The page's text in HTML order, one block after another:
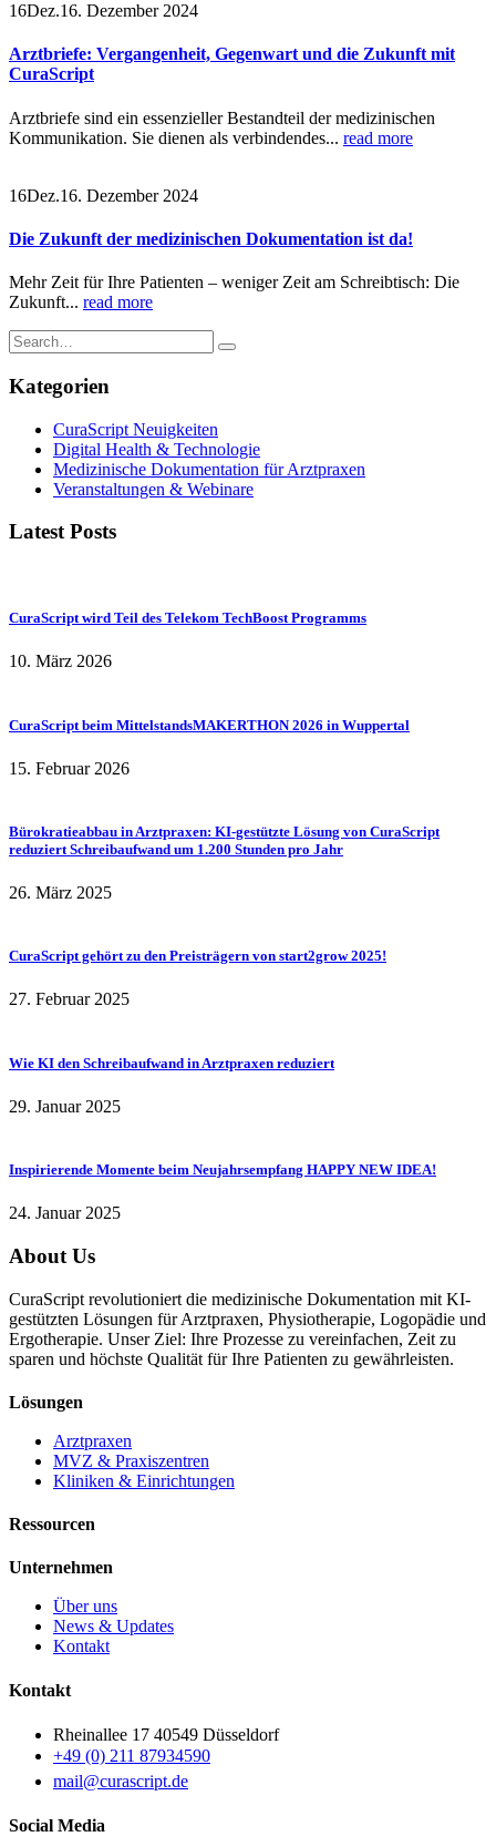
16Dez.16. Dezember 2024
Arztbriefe: Vergangenheit, Gegenwart und die Zukunft mit
CuraScript
Arztbriefe sind ein essenzieller Bestandteil der medizinischen
Kommunikation. Sie dienen als verbindendes... read more
16Dez.16. Dezember 2024
Die Zukunft der medizinischen Dokumentation ist da!
Mehr Zeit für Ihre Patienten – weniger Zeit am Schreibtisch: Die
Zukunft... read more
Kategorien
CuraScript Neuigkeiten
Digital Health & Technologie
Medizinische Dokumentation für Arztpraxen
Veranstaltungen & Webinare
Latest Posts
CuraScript wird Teil des Telekom TechBoost Programms
10. März 2026
CuraScript beim MittelstandsMAKERTHON 2026 in Wuppertal
15. Februar 2026
Bürokratieabbau in Arztpraxen: KI-gestützte Lösung von CuraScript
reduziert Schreibaufwand um 1.200 Stunden pro Jahr
26. März 2025
CuraScript gehört zu den Preisträgern von start2grow 2025!
27. Februar 2025
Wie KI den Schreibaufwand in Arztpraxen reduziert
29. Januar 2025
Inspirierende Momente beim Neujahrsempfang HAPPY NEW IDEA!
24. Januar 2025
About Us
CuraScript revolutioniert die medizinische Dokumentation mit KI-
gestützten Lösungen für Arztpraxen, Physiotherapie, Logopädie und
Ergotherapie. Unser Ziel: Ihre Prozesse zu vereinfachen, Zeit zu
sparen und höchste Qualität für Ihre Patienten zu gewährleisten.
Lösungen
Arztpraxen
MVZ & Praxiszentren
Kliniken & Einrichtungen
Ressourcen
Unternehmen
Über uns
News & Updates
Kontakt
Kontakt
Rheinallee 17 40549 Düsseldorf
+49 (0) 211 87934590
mail@curascript.de
Social Media